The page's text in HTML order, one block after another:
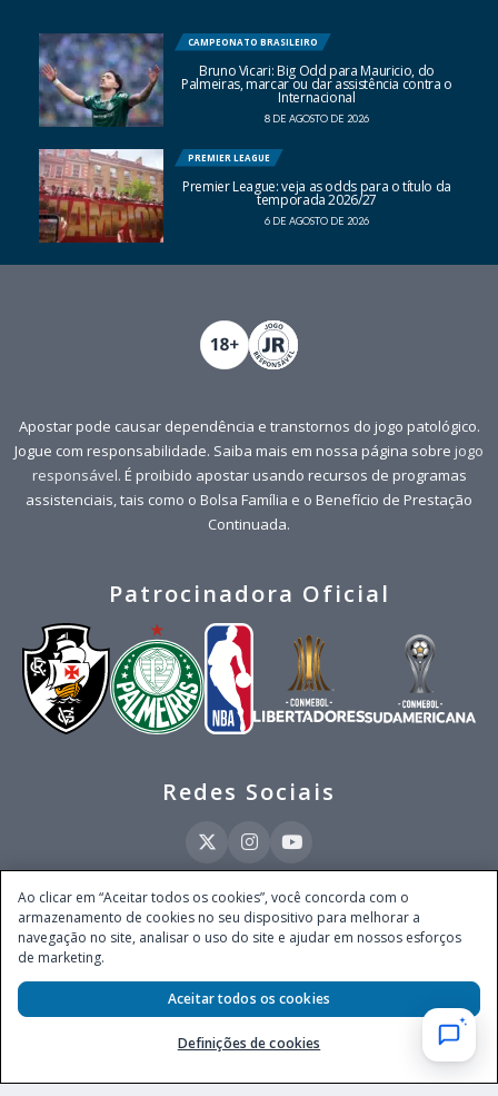
CAMPEONATO BRASILEIRO
Bruno Vicari: Big Odd para Mauricio, do
Palmeiras, marcar ou dar assistência contra o
Internacional
8 DE AGOSTO DE 2026
PREMIER LEAGUE
Premier League: veja as odds para o título da
temporada 2026/27
6 DE AGOSTO DE 2026
Apostar pode causar dependência e transtornos do jogo patológico.
Jogue com responsabilidade. Saiba mais em nossa página sobre jogo
responsável. É proibido apostar usando recursos de programas
assistenciais, tais como o Bolsa Família e o Benefício de Prestação
Continuada.
Patrocinadora Oficial
Redes Sociais
Este site é operado pela Ventmear Brasil LTDA (CNPJ 52.868.380/0001-84), com
endereço na Avenida Brigadeiro Faria Lima, nº 4.055, 3º andar, Itaim Bibi, no
Município de São Paulo, Estado de São Paulo, CEP 04538-133, Brasil - empresa
Secretaria de Prêmios e Apostas do Ministério da Fazenda, conforme Portaria nº
247, de 07.02.2025, publicada no DOU em 11.2.2025.
Ao clicar em “Aceitar todos os cookies”, você concorda com o
armazenamento de cookies no seu dispositivo para melhorar a
navegação no site, analisar o uso do site e ajudar em nossos esforços
de marketing.
Definições de cookies
Aceitar todos os cookies